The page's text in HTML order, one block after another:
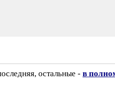
остальные - в